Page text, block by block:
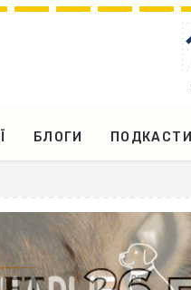
БЛОГИ ПОДКАСТИ